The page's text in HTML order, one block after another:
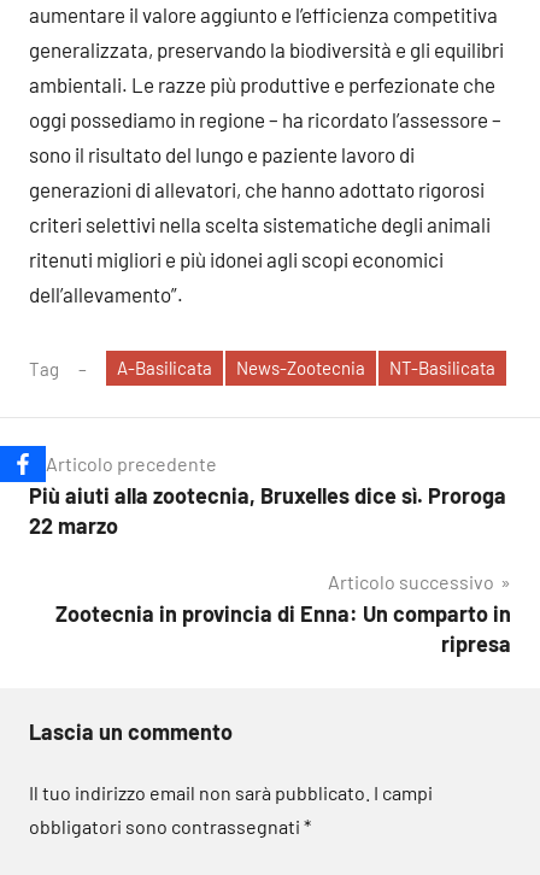
aumentare il valore aggiunto e l’efficienza competitiva
generalizzata, preservando la biodiversità e gli equilibri
ambientali. Le razze più produttive e perfezionate che
oggi possediamo in regione – ha ricordato l’assessore –
sono il risultato del lungo e paziente lavoro di
generazioni di allevatori, che hanno adottato rigorosi
criteri selettivi nella scelta sistematiche degli animali
ritenuti migliori e più idonei agli scopi economici
dell’allevamento”.
Tag A-Basilicata News-Zootecnia NT-Basilicata
Navigazione
articoli
Articolo precedente
Più aiuti alla zootecnia, Bruxelles dice sì. Proroga
22 marzo
Articolo successivo
Zootecnia in provincia di Enna: Un comparto in
ripresa
Lascia un commento
Il tuo indirizzo email non sarà pubblicato. I campi
obbligatori sono contrassegnati *